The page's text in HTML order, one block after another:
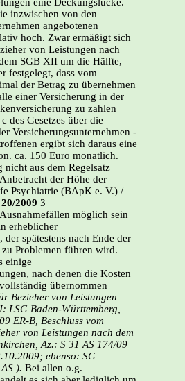
eine Deckungslücke.
inzwischen von den
angebotenen
hoch. Zwar ermäßigt sich
von Leistungen nach
SGB XII um die Hälfte,
festgelegt, dass vom
der Betrag zu übernehmen
einer Versicherung in der
zu zahlen
des Gesetzes über die
Versicherungsunternehmen -
ergibt sich daraus eine
ca. 150 Euro monatlich.
nicht aus dem Regelsatz
der Höhe der
Psychiatrie (BApK e. V.) /
20/2009 3
möglich sein
erheblicher
der spätestens nach Ende der
Problemen führen wird.
einige
nach denen die Kosten
übernommen
Bezieher von Leistungen
LSG Baden-Württemberg,
ER-B, Beschluss vom
von Leistungen nach dem
Az.: S 31 AS 174/09
ebenso: SG
). Bei allen o.g.